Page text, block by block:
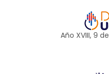
Año XVIII, 9 de